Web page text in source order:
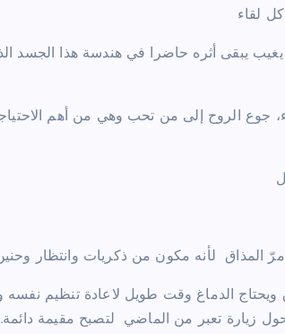
لقاء
يغيب يبقى أثره حاضرا في هندسة هذا الجسد
جوع الروح إلى من تحب وهي من أهم
المذاق لأنه مكون من ذكريات وانتظار
ويحتاج الدماغ وقت طويل لاعادة تنظيم
زيارة تعبر من الماضي لتصبح مقيمة